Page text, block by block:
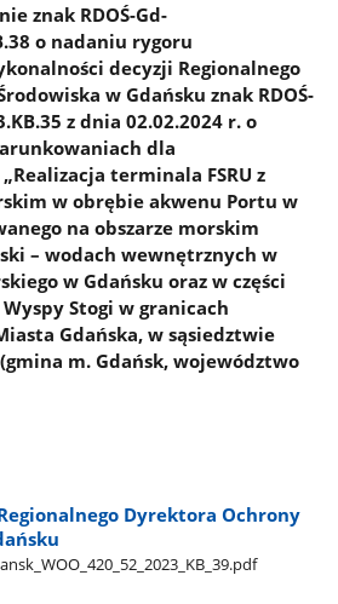
znak RDOŚ-Gd-
o nadaniu rygoru
decyzji Regionalnego
w Gdańsku znak RDOŚ-
z dnia 02.02.2024 r. o
dla
terminala FSRU z
w obrębie akwenu Portu w
na obszarze morskim
– wodach wewnętrznych w
w Gdańsku oraz w części
Stogi w granicach
Gdańska, w sąsiedztwie
(gmina m. Gdańsk, województwo
Dyrektora Ochrony